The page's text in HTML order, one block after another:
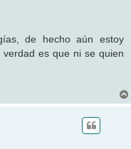
de hecho aún estoy
es que ni se quien